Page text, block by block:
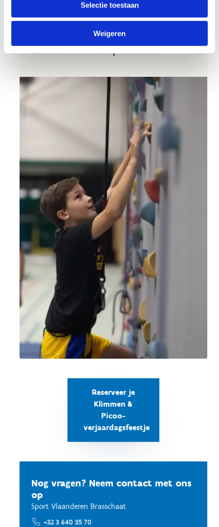
Selectie toestaan
Weigeren
Voor kidsvanaf 9 jaar.
Ps. je verjaardagsfeestje vastleggen doe je best
Reserveer je
Klimmen &
Picoo-
verjaardagsfeestje
Nog vragen? Neem contact met ons
op
Sport Vlaanderen Brasschaat
+32 3 640 35 70